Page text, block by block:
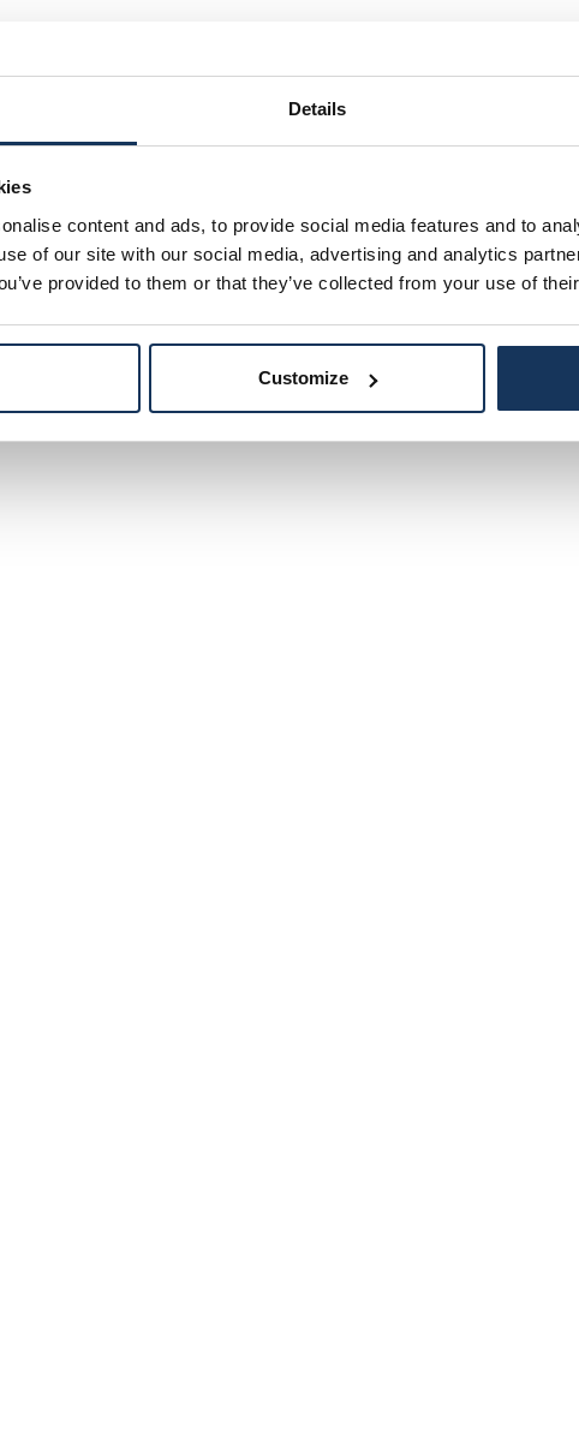
Details
content and ads, to provide social media features and to
of our site with our social media, advertising and analytics
provided to them or that they’ve collected from your use of
Customize